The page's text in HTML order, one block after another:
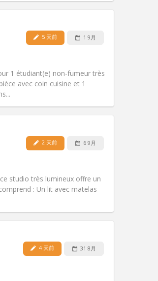
5 天前 1 9月
1 étudiant(e) non-fumeur très
avec coin cuisine et 1
学习氛围, 温馨
2 天前 6 9月
studio très lumineux offre un
: Un lit avec matelas
围
4 天前 31 8月